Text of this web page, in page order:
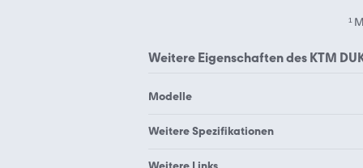
¹
Weitere Eigenschaften des KTM
Modelle
KTM 1050 Adventure
Weitere Spezifikationen
KTM 125